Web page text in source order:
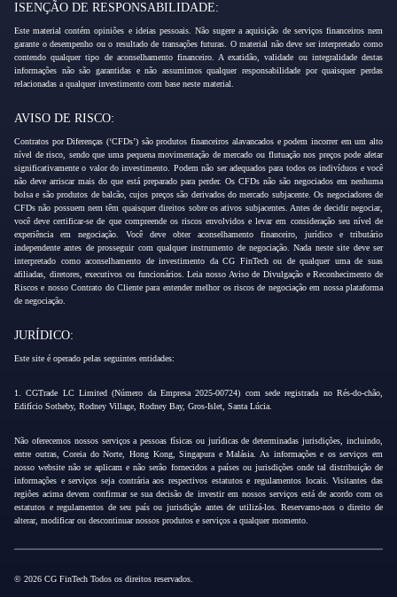
ISENÇÃO DE RESPONSABILIDADE:
Este material contém opiniões e ideias pessoais. Não sugere a aquisição de serviços financeiros nem
garante o desempenho ou o resultado de transações futuras. O material não deve ser interpretado como
contendo qualquer tipo de aconselhamento financeiro. A exatidão, validade ou integralidade destas
informações não são garantidas e não assumimos qualquer responsabilidade por quaisquer perdas
relacionadas a qualquer investimento com base neste material.
AVISO DE RISCO:
Contratos por Diferenças (‘CFDs’) são produtos financeiros alavancados e podem incorrer em um alto
nível de risco, sendo que uma pequena movimentação de mercado ou flutuação nos preços pode afetar
significativamente o valor do investimento. Podem não ser adequados para todos os indivíduos e você
não deve arriscar mais do que está preparado para perder. Os CFDs não são negociados em nenhuma
bolsa e são produtos de balcão, cujos preços são derivados do mercado subjacente. Os negociadores de
CFDs não possuem nem têm quaisquer direitos sobre os ativos subjacentes. Antes de decidir negociar,
você deve certificar-se de que compreende os riscos envolvidos e levar em consideração seu nível de
experiência em negociação. Você deve obter aconselhamento financeiro, jurídico e tributário
independente antes de prosseguir com qualquer instrumento de negociação. Nada neste site deve ser
interpretado como aconselhamento de investimento da CG FinTech ou de qualquer uma de suas
afiliadas, diretores, executivos ou funcionários. Leia nosso Aviso de Divulgação e Reconhecimento de
Riscos e nosso Contrato do Cliente para entender melhor os riscos de negociação em nossa plataforma
de negociação.
JURÍDICO:
Este site é operado pelas seguintes entidades:
1. CGTrade LC Limited (Número da Empresa 2025-00724) com sede registrada no Rés-do-chão,
Edifício Sotheby, Rodney Village, Rodney Bay, Gros-Islet, Santa Lúcia.
Não oferecemos nossos serviços a pessoas físicas ou jurídicas de determinadas jurisdições, incluindo,
entre outras, Coreia do Norte, Hong Kong, Singapura e Malásia. As informações e os serviços em
nosso website não se aplicam e não serão fornecidos a países ou jurisdições onde tal distribuição de
informações e serviços seja contrária aos respectivos estatutos e regulamentos locais. Visitantes das
regiões acima devem confirmar se sua decisão de investir em nossos serviços está de acordo com os
estatutos e regulamentos de seu país ou jurisdição antes de utilizá-los. Reservamo-nos o direito de
alterar, modificar ou descontinuar nossos produtos e serviços a qualquer momento.
© 2026 CG FinTech Todos os direitos reservados.